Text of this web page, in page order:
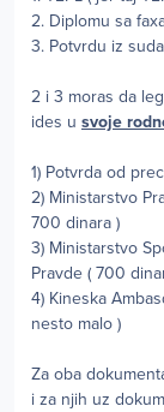
2. Diplomu sa
3. Potvrdu iz
2 i 3 moras da
ides u svoje
1) Potvrda od
2) Ministarstvo
700 dinara )
3) Ministarstvo
Pravde ( 700
4) Kineska
nesto malo )
Za oba
i za njih uz